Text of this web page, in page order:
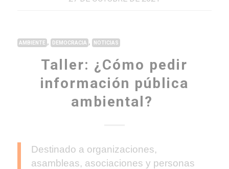
AMBIENTE , DEMOCRACIA , NOTICIAS
Taller: ¿Cómo pedir
información pública
ambiental?
Destinado a organizaciones,
asambleas, asociaciones y personas